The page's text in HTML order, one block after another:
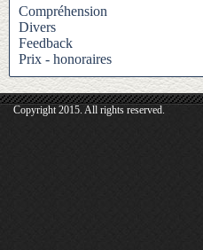
Compréhension
Divers
Feedback
Prix - honoraires
Copyright 2015. All rights reserved.